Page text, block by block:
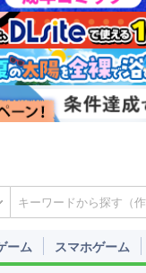
ーム スマホゲーム